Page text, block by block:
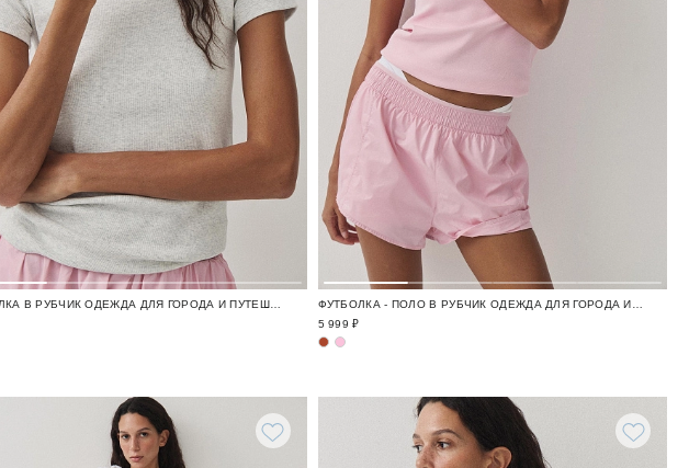
ФУТБОЛКА В РУБЧИК ОДЕЖДА ДЛЯ ГОРОДА И ПУТЕШЕСТВИЙ / TRAVELLING
5 999 ₽